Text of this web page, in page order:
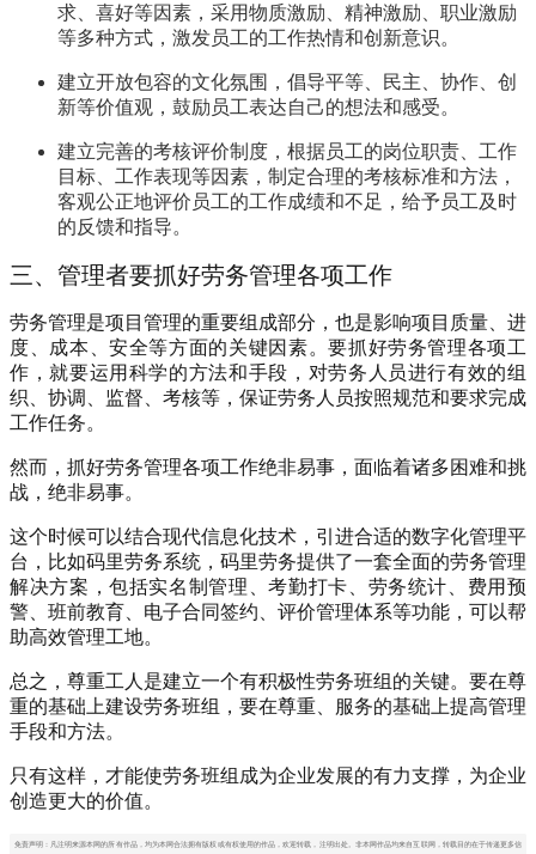
求、喜好等因素，采用物质激励、精神激励、职业激励
等多种方式，激发员工的工作热情和创新意识。
建立开放包容的文化氛围，倡导平等、民主、协作、创
新等价值观 ，鼓励员工表达自己的想法和感受。
建立完善的考核评价制度 ，根据员工的岗位职责、工作
目标、工作表现等因素，制定合理的考核标准和方法，
客观公正地评价员工的工作成绩和不足，给予员工及时
的反馈和指导。
三、管理者要抓好劳务管理各项工作
劳务管理是项目管理的重要组成部分，也是影响项目质量、进
度、成本、安全等方面的关键因素。要抓好劳务管理各项工
作，就要运用科学的方法和手段，对劳务人员进行有效的组
织、协调、监督、考核等，保证劳务人员按照规范和要求完成
工作任务。
然而，抓好劳务管理各项工作绝非易事，面临着诸多困难和挑
战，绝非易事。
这个时候可以结合现代信息化技术，引进合适的数字化管理平
台，比如码里劳务系统 ， 码里劳务提供了一套全面的劳务管理
解决方案，包括实名制管理、考勤打卡、劳务统计、费用预
警、班前教育、电子合同签约、评价管理体系等功能，可以帮
助高效管理工地。
总之，尊重工人是建立一个有积极性劳务班组的关键。要在尊
重的基础上建设劳务班组，要在尊重、服务的基础上提高管理
手段和方法。
只有这样，才能使劳务班组成为企业发展的有力支撑，为企业
创造更大的价值。
免责声明：凡注明来源本网的所有作品，均为本网合法拥有版权或有权使用的作品，欢迎转载，注明出处。非本网作品均来自互联网，转载目的在于传递更多信